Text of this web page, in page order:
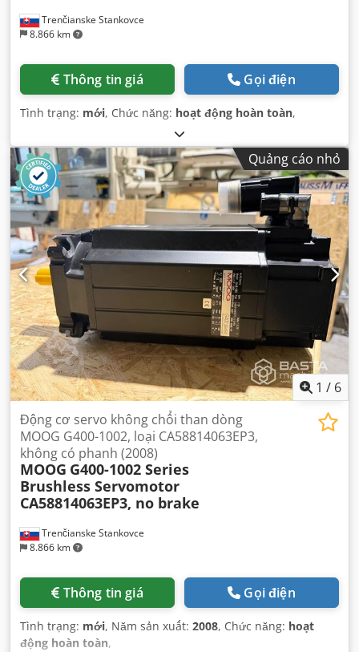
Trenčianske Stankovce
8.866 km
Thông tin giá Gọi điện
Tình trạng: mới, Chức năng: hoạt động hoàn toàn,
Quảng cáo nhỏ
1 / 6
Trenčianske Stankovce
8.866 km
Động cơ servo không chổi than dòng
MOOG G400-1002, loại CA58814063EP3,
không có phanh (2008)
MOOG G400-1002 Series
Brushless Servomotor
CA58814063EP3, no brake
Thông tin giá Gọi điện
Tình trạng: mới, Năm sản xuất: 2008, Chức năng: hoạt
động hoàn toàn,